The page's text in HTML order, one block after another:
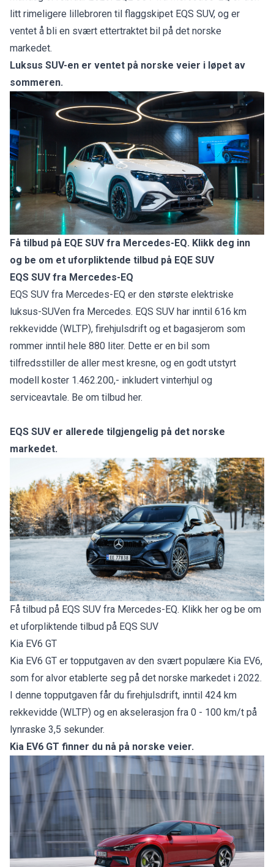
litt rimeligere lillebroren til flaggskipet EQS SUV, og er
ventet å bli en svært ettertraktet bil på det norske
markedet.
Luksus SUV-en er ventet på norske veier i løpet av
sommeren.
Få tilbud på EQE SUV fra Mercedes-EQ. Klikk deg inn
og be om et uforpliktende tilbud på EQE SUV
EQS SUV fra Mercedes-EQ
EQS SUV fra Mercedes-EQ er den største elektriske
luksus-SUVen fra Mercedes. EQS SUV har inntil 616 km
rekkevidde (WLTP), firehjulsdrift og et bagasjerom som
rommer inntil hele 880 liter. Dette er en bil som
tilfredsstiller de aller mest kresne, og en godt utstyrt
modell koster 1.462.200,- inkludert vinterhjul og
serviceavtale. Be om tilbud her.
EQS SUV er allerede tilgjengelig på det norske
markedet.
Få tilbud på EQS SUV fra Mercedes-EQ. Klikk her og be om
et uforpliktende tilbud på EQS SUV
Kia EV6 GT
Kia EV6 GT er topputgaven av den svært populære Kia EV6,
som for alvor etablerte seg på det norske markedet i 2022.
I denne topputgaven får du firehjulsdrift, inntil 424 km
rekkevidde (WLTP) og en akselerasjon fra 0 - 100 km/t på
lynraske 3,5 sekunder.
Kia EV6 GT finner du nå på norske veier.